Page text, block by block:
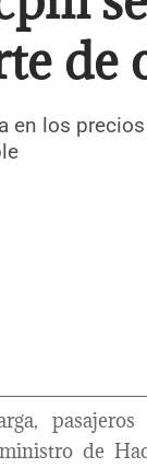
de
en los
de